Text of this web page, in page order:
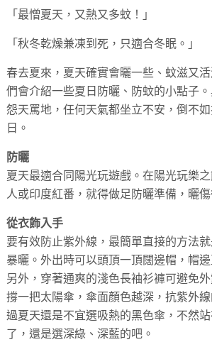
「最憎夏天，又熱又多蚊！」
「秋冬乾燥兼凍到死，只適合冬眠。」
春去夏來，夏天確實會曬一些、蚊滋又
們會介紹一些夏日防曬、防蚊的小點子
怨天罵地，任何天氣都坐立不安，倒不
日。
防曬
夏天最適合同陽光玩遊戲。在陽光玩樂
人或印度紅番，就得做足防曬準備，曬
從衣飾入手
要有效防止紫外線，最簡單直接的方法
暴曬。外出時可以頭頂一頂闊邊帽，帽
另外，穿著通爽的淺色長袖衫褲可避免
撐一把太陽傘，傘面顏色越深，抗紫外
過夏天還是不宜選吸熱的黑色傘，不然
了，還是選深綠、深藍的吧。